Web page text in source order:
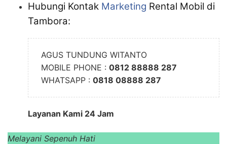
Hubungi Kontak Marketing Rental Mobil di
Tambora:
AGUS TUNDUNG WITANTO
MOBILE PHONE : 0812 88888 287
WHATSAPP : 0818 08888 287
Layanan Kami 24 Jam
Melayani Sepenuh Hati